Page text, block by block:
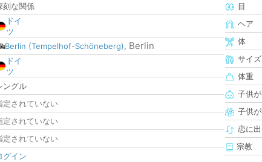
刻な関係
ドイ
ツ
Berlin (Tempelhof-Schöneberg), Berlin
ドイ
ツ
ングル
定されていない
定されていない
定されていない
グイン
目
ヘア
体
サイズ
体重
子供
子供
恋に
宗教